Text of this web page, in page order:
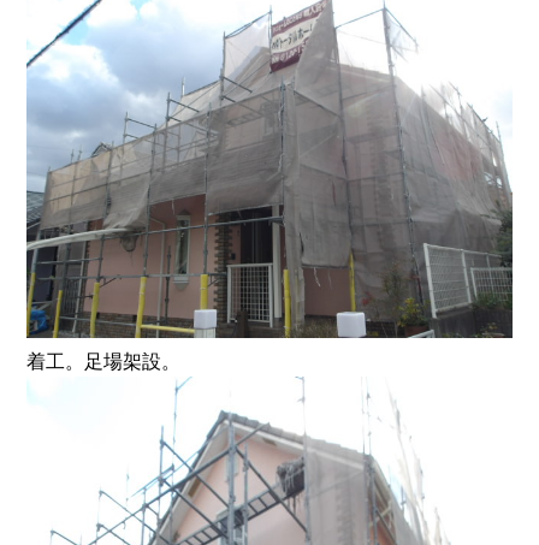
着工。足場架設。